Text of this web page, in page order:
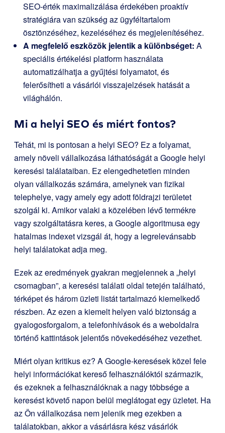
SEO-érték maximalizálása érdekében proaktív
stratégiára van szükség az ügyféltartalom
ösztönzéséhez, kezeléséhez és megjelenítéséhez.
A megfelelő eszközök jelentik a különbséget: A
speciális értékelési platform használata
automatizálhatja a gyűjtési folyamatot, és
felerősítheti a vásárlói visszajelzések hatását a
világhálón.
Mi a helyi SEO és miért fontos?
Tehát, mi is pontosan a helyi SEO? Ez a folyamat,
amely növeli vállalkozása láthatóságát a Google helyi
keresési találataiban. Ez elengedhetetlen minden
olyan vállalkozás számára, amelynek van fizikai
telephelye, vagy amely egy adott földrajzi területet
szolgál ki. Amikor valaki a közelében lévő termékre
vagy szolgáltatásra keres, a Google algoritmusa egy
hatalmas indexet vizsgál át, hogy a legrelevánsabb
helyi találatokat adja meg.
Ezek az eredmények gyakran megjelennek a „helyi
csomagban”, a keresési találati oldal tetején található,
térképet és három üzleti listát tartalmazó kiemelkedő
részben. Az ezen a kiemelt helyen való biztonság a
gyalogosforgalom, a telefonhívások és a weboldalra
történő kattintások jelentős növekedéséhez vezethet.
Miért olyan kritikus ez? A Google-keresések közel fele
helyi információkat kereső felhasználóktól származik,
és ezeknek a felhasználóknak a nagy többsége a
keresést követő napon belül meglátogat egy üzletet. Ha
az Ön vállalkozása nem jelenik meg ezekben a
találatokban, akkor a vásárlásra kész vásárlók